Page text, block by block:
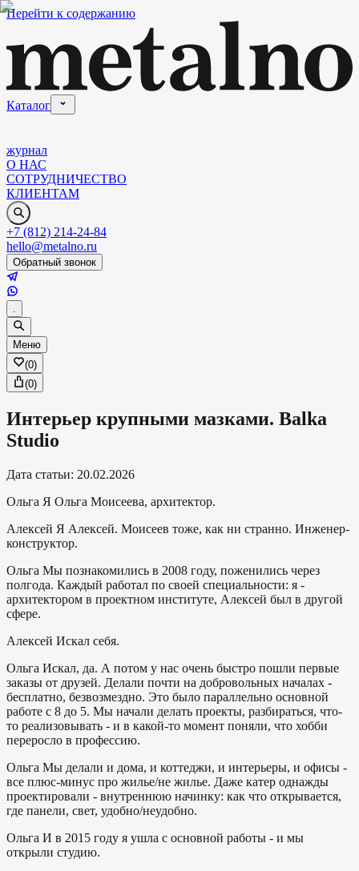
Перейти к содержанию
Каталог
журнал
О НАС
СОТРУДНИЧЕСТВО
КЛИЕНТАМ
+7 (812) 214-24-84
hello@metalno.ru
Обратный звонок
.
Меню
(0)
(0)
Интерьер крупными мазками. Balka
Studio
Дата статьи: 20.02.2026
Ольга Я Ольга Моисеева, архитектор.
Алексей Я Алексей. Моисеев тоже, как ни странно. Инженер-
конструктор.
Ольга Мы познакомились в 2008 году, поженились через
полгода. Каждый работал по своей специальности: я -
архитектором в проектном институте, Алексей был в другой
сфере.
Алексей Искал себя.
Ольга Искал, да. А потом у нас очень быстро пошли первые
заказы от друзей. Делали почти на добровольных началах -
бесплатно, безвозмездно. Это было параллельно основной
работе с 8 до 5. Мы начали делать проекты, разбираться, что-
то реализовывать - и в какой-то момент поняли, что хобби
переросло в профессию.
Ольга Мы делали и дома, и коттеджи, и интерьеры, и офисы -
все плюс-минус про жилье/не жилье. Даже катер однажды
проектировали - внутреннюю начинку: как что открывается,
где панели, свет, удобно/неудобно.
Ольга И в 2015 году я ушла с основной работы - и мы
открыли студию.